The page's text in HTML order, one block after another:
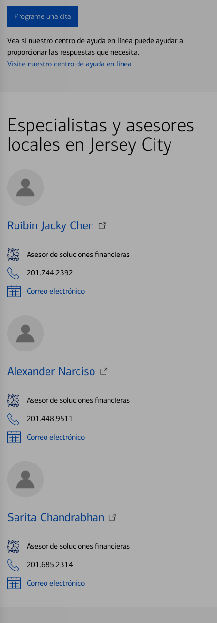
Programe una cita
Vea si nuestro centro de ayuda en línea puede ayudar a
proporcionar las respuestas que necesita.
Visite nuestro centro de ayuda en línea
Especialistas y asesores
locales en Jersey City
Ruibin Jacky Chen
Asesor de soluciones financieras
201.744.2392
Correo electrónico
Alexander Narciso
Asesor de soluciones financieras
201.448.9511
Correo electrónico
Sarita Chandrabhan
Asesor de soluciones financieras
201.685.2314
Correo electrónico